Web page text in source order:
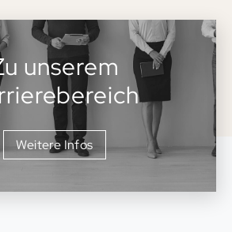
unserem
Weitere Infos